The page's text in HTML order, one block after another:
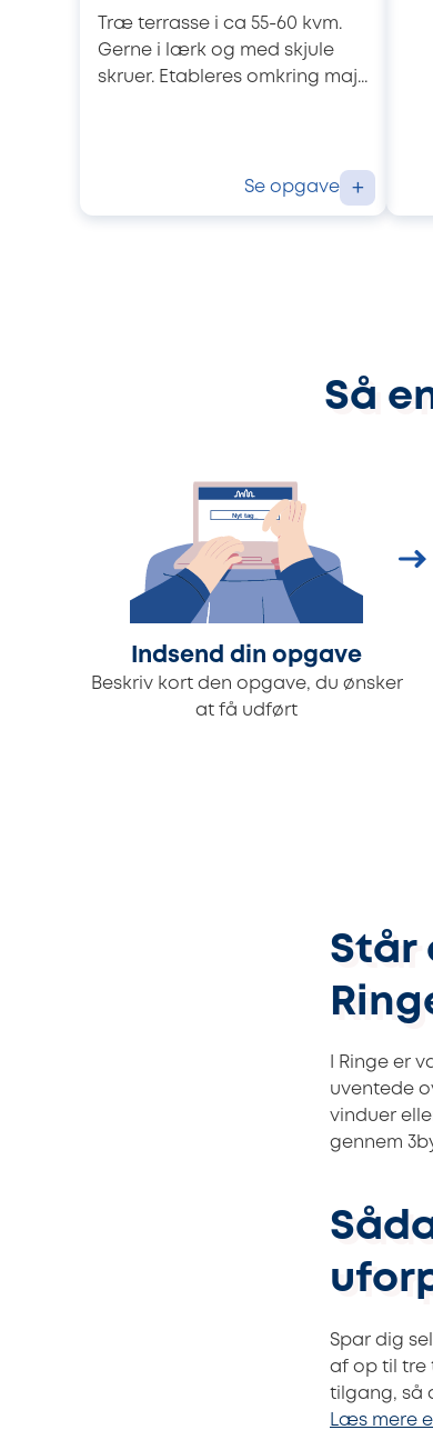
Træ terrasse i ca 55-60 kvm.
Gerne i lærk og med skjule
skruer. Etableres omkring maj...
Se opgave +
Så
Indsend din opgave
Beskriv kort den opgave, du ønsker
at få udført
Står
I Ringe er
uventede
vinduer
gennem
Spar dig
af op til tre
tilgang, så
Læs mere